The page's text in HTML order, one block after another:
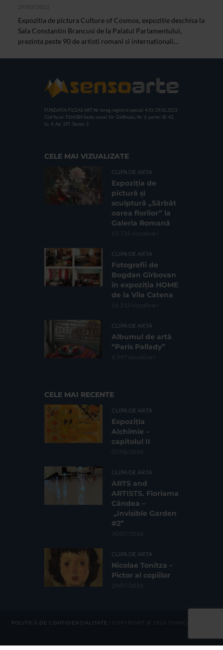
29/03/2012
Expozitia de pictura Culture of Cosmos, expozitie deschisa la
Sala Constantin Brancusi de la Palatul Parlamentului,
prezinta peste 90 de artisti romani si internationali...
FUNDATIA FILDAS ART Nr inreg registrul special: 4 PJ/ 29.01.2013
Cod fiscal: 9164384 Sediu social: Str. Delfinului, Nr. 6, parter Bl. 42,
Sc. 4, Ap. 197, Sector 2
CELE MAI VIZUALIZATE
CLIPA DE ARTA
Expoziția de
pictură și
sculptură „Sărbăt
oarea florilor” la
Galeria Romană
62.731 vizualizari
CLIPA DE ARTA
Fotografii de
Bogdan Gîrbovan
în expoziția HOME
de la Vila Catena
16.212 vizualizari
CLIPA DE ARTA
Albumul de artă
“Paris Pallady”
6.597 vizualizari
CELE MAI RECENTE
CLIPA DE ARTA
Expoziția
Alchimie –
capitolul II
07/08/2026
CLIPA DE ARTA
ARTS and
ARTISTS. Floriama
Cândea –
„Invisible Garden
#2”
30/07/2026
CLIPA DE ARTA
Nicolae Tonitza –
Pictor al copiilor
29/07/2026
POLITICĂ DE CONFIDENȚIALITATE | COPYRIGHT © 2026 TONICA GROUP